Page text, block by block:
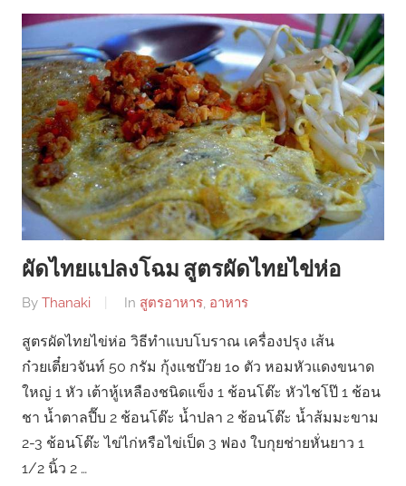
ผัดไทยแปลงโฉม สูตรผัดไทยไข่ห่อ
By Thanaki In สูตรอาหาร, อาหาร
สูตรผัดไทยไข่ห่อ วิธีทำแบบโบราณ เครื่องปรุง เส้น
ก๋วยเตี๋ยวจันท์ 50 กรัม กุ้งแชบ๊วย 1๐ ตัว หอมหัวแดงขนาด
ใหญ่ 1 หัว เต้าหู้เหลืองชนิดแข็ง 1 ช้อนโต๊ะ หัวไชโป๊ 1 ช้อน
ชา น้ำตาลปี๊บ 2 ช้อนโต๊ะ น้ำปลา 2 ช้อนโต๊ะ น้ำส้มมะขาม
2-3 ช้อนโต๊ะ ไข่ไก่หรือไข่เป็ด 3 ฟอง ใบกุยช่ายหั่นยาว 1
1/2 นิ้ว 2 …